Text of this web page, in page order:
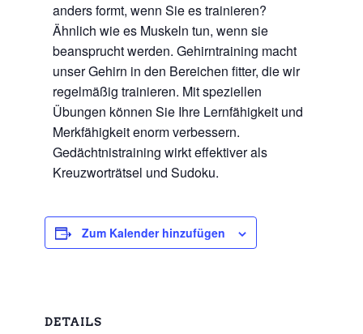
anders formt, wenn Sie es trainieren?
Ähnlich wie es Muskeln tun, wenn sie
beansprucht werden. Gehirntraining macht
unser Gehirn in den Bereichen fitter, die wir
regelmäßig trainieren. Mit speziellen
Übungen können Sie Ihre Lernfähigkeit und
Merkfähigkeit enorm verbessern.
Gedächtnistraining wirkt effektiver als
Kreuzworträtsel und Sudoku.
Zum Kalender hinzufügen
DETAILS